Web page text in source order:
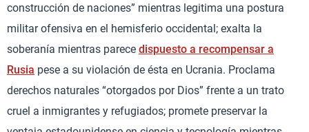
construcción de naciones” mientras legitima una postura
militar ofensiva en el hemisferio occidental; exalta la
soberanía mientras parece dispuesto a recompensar a
Rusia pese a su violación de ésta en Ucrania. Proclama
derechos naturales “otorgados por Dios” frente a un trato
cruel a inmigrantes y refugiados; promete preservar la